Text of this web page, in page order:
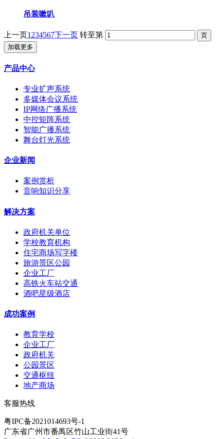
吊装嗽叭
上一页1 234567下一页 转至第
加载更多
产品中心
专业扩声系统
多媒体会议系统
IP网络广播系统
中控矩阵系统
智能广播系统
舞台灯光系统
企业新闻
案例赏析
音响知识分享
解决方案
政府机关单位
学校教育机构
住宅商场写字楼
旅游景区公园
企业工厂
高铁火车站交通
酒吧星级酒店
成功案例
教育学校
企业工厂
政府机关
公园景区
交通枢纽
地产商场
客服热线
粤IPC备2021014693号-1
广东省广州市番禺区竹山工业街41号